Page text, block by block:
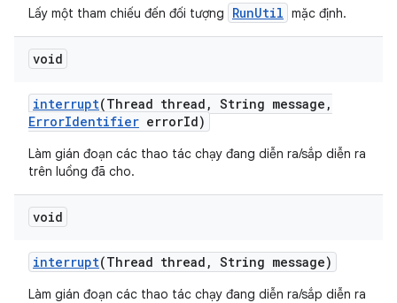
Lấy một tham chiếu đến đối tượng RunUtil mặc định.
void
interrupt(Thread thread , String message ,
ErrorIdentifier errorId)
Làm gián đoạn các thao tác chạy đang diễn ra/sắp diễn ra
trên luồng đã cho.
void
interrupt(Thread thread , String message)
Làm gián đoạn các thao tác chạy đang diễn ra/sắp diễn ra